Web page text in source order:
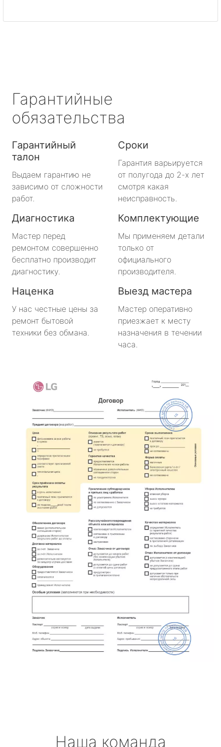
Гарантийные
обязательства
Гарантийный
талон
Выдаем гарантию не
зависимо от сложности
работ.
Сроки
Гарантия варьируется
от полугода до 2-х лет
смотря какая
неисправность.
Диагностика
Мастер перед
ремонтом совершенно
бесплатно производит
диагностику.
Комплектующие
Мы применяем детали
только от
официального
производителя.
Наценка
У нас честные цены за
ремонт бытовой
техники без обмана.
Выезд мастера
Мастер оперативно
приезжает к месту
назначения в течении
часа.
Наша команда